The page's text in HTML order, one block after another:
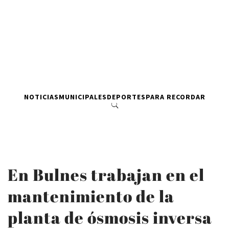
NOTICIASMUNICIPALESDEPORTESPARA RECORDAR
En Bulnes trabajan en el
mantenimiento de la
planta de ósmosis inversa